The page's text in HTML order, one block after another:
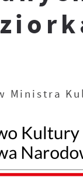
Ministra